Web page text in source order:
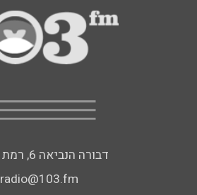
דבורה הנביאה 6, רמת השרון
radio@103.fm